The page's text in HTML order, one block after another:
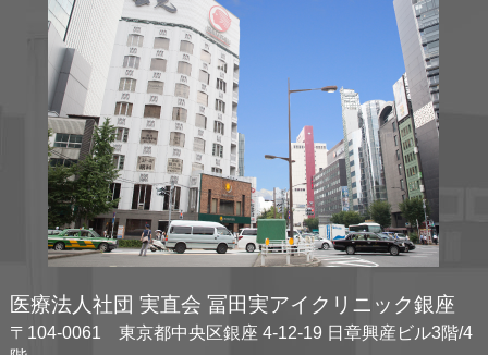
医療法人社団 実直会 冨田実アイクリニック銀座
〒104-0061 東京都中央区銀座 4-12-19 日章興産ビル3階/4